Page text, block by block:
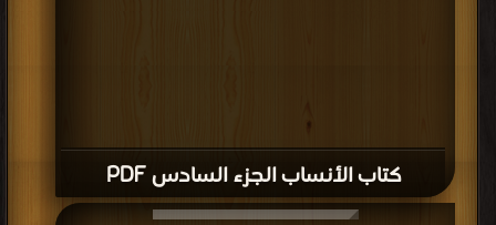
كتاب الأنساب الجزء السادس PDF